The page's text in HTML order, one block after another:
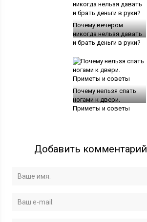
Почему вечером
никогда нельзя давать
и брать деньги в руки?
Почему нельзя спать
ногами к двери.
Приметы и советы
Добавить комментарий